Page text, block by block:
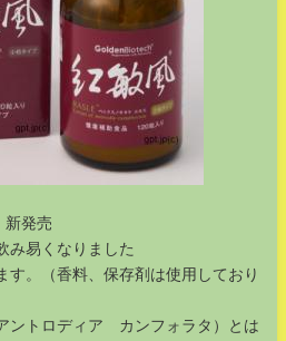
新発売
み易くなりました
す。（香料、保存剤は使用しており
ントロディア カンフォラタ）とは